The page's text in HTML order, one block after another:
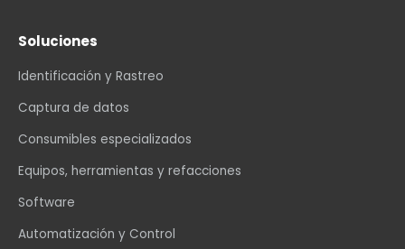
Soluciones
Identificación y Rastreo
Captura de datos
Consumibles especializados
Equipos, herramientas y refacciones
Software
Automatización y Control